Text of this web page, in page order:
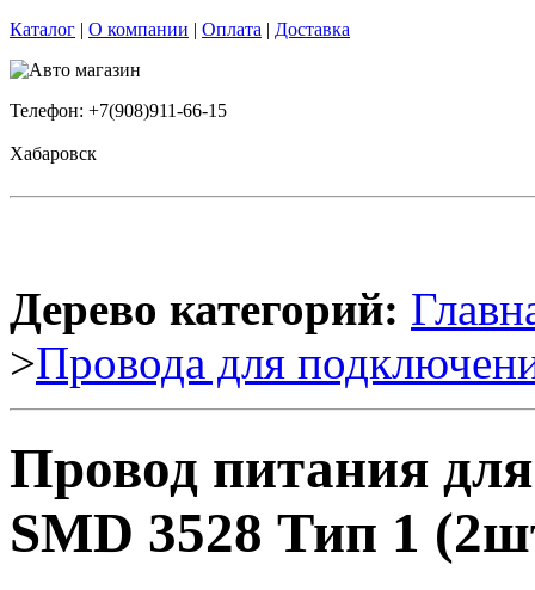
Каталог | О компании | Оплата | Доставка
Телефон: +7(908)911-66-15
Хабаровск
Дерево категорий:
>Провода для
Провод питания
SMD 3528 Тип 1